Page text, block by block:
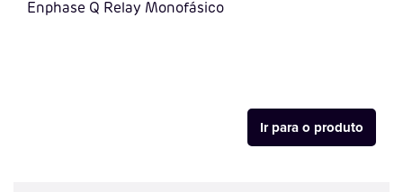
Enphase Q Relay Monofásico
Ir para o produto